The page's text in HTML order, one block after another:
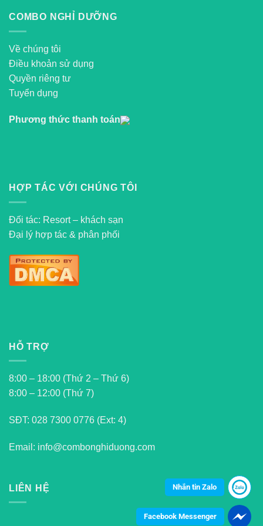
COMBO NGHỈ DƯỠNG
Về chúng tôi
Điều khoản sử dụng
Quyền riêng tư
Tuyển dụng
Phương thức thanh toán
HỢP TÁC VỚI CHÚNG TÔI
Đối tác: Resort – khách sạn
Đại lý hợp tác & phân phối
HỖ TRỢ
8:00 – 18:00 (Thứ 2 – Thứ 6)
8:00 – 12:00 (Thứ 7)
SĐT: 028 7300 0776 (Ext: 4)
Email: info@combonghiduong.com
LIÊN HỆ Nhắn tin Zalo
Facebook Messenger